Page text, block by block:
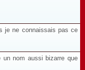
je ne connaissais pas ce
un nom aussi bizarre que